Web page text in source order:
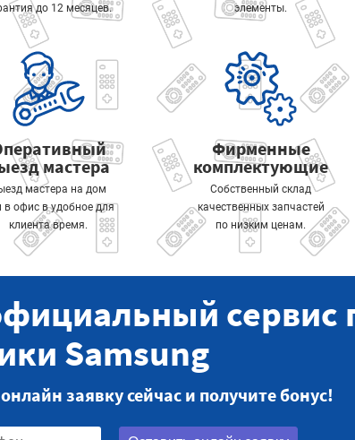
до 12 месяцев.
элементы.
мастера
мастера на дом
в офис в удобное для
клиента время.
Фирменные
комплектующие
Собственный склад
качественных запчастей
по низким ценам.
сервис
Samsung
заявку сейчас и получите бонус!